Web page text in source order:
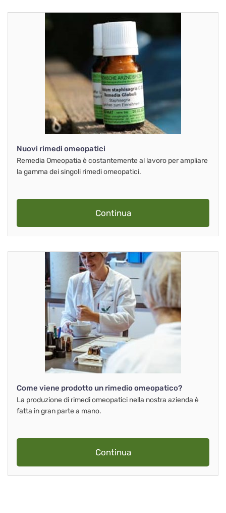
Nuovi rimedi omeopatici
Remedia Omeopatia è costantemente al lavoro per ampliare
la gamma dei singoli rimedi omeopatici.
Continua
Come viene prodotto un rimedio omeopatico?
La produzione di rimedi omeopatici nella nostra azienda è
fatta in gran parte a mano.
Continua